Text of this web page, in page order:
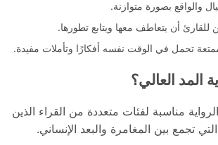
والواقع بصورة متوازنة.
أن يتعاطف معها ويتابع تطورها.
تحمل في الوقت نفسه أفكارًا وتأملات مفيدة.
المد العالي؟
مناسبة لفئات متعددة من القراء الذين
تجمع بين المغامرة والبعد الإنساني.